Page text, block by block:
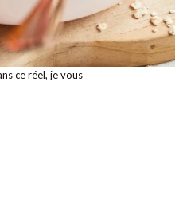
ce réel, je vous